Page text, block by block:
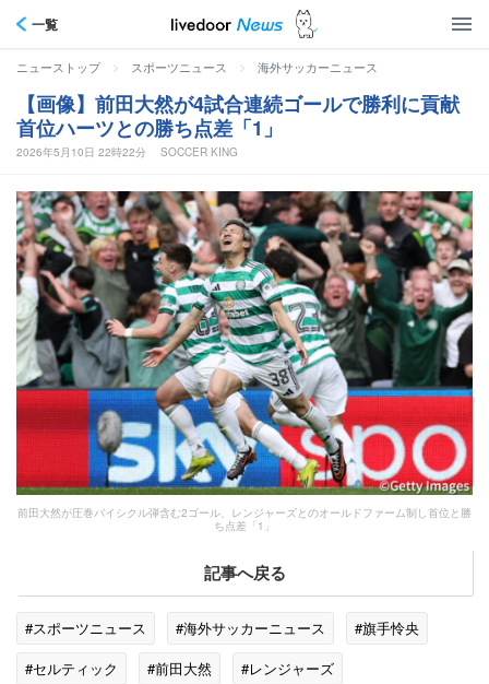
一覧
ニューストップ > スポーツニュース > 海外サッカーニュース
【画像】前田大然が4試合連続ゴールで勝利に貢献
首位ハーツとの勝ち点差「1」
2026年5月10日 22時22分 SOCCER KING
前田大然が圧巻バイシクル弾含む2ゴール、レンジャーズとのオールドファーム制し首位と勝
ち点差「1」
記事へ戻る
#スポーツニュース #海外サッカーニュース
#旗手怜央
#セルティック
#前田大然
#レンジャーズ